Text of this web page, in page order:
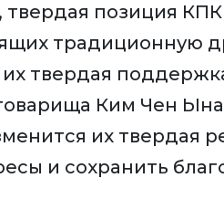
твердая позиция
традиционную
их твердая
Ким Чен
их твердая
и сохранить